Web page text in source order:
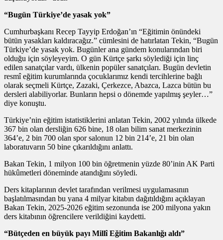
“Bugün Türkiye’de yasak yok”
Cumhurbaşkanı Recep Tayyip Erdoğan’ın “Eğitimin önündeki
bütün yasakları kaldıracağız.” cümlesini de hatırlatan Tekin, “Bugün
Türkiye’de yasak yok. Bugünler ana gündem konularından biri
olduğu için söyleyeyim. O gün Kürtçe şarkı söylediği için linç
edilen sanatçılar vardı, ülkenin popüler sanatçıları. Bugün devletin
resmî eğitim kurumlarında çocuklarımız kendi tercihlerine bağlı
olarak seçmeli Kürtçe, Zazaki, Çerkezce, Abazca, Lazca bütün bu
dersleri alabiliyorlar. Bunların hepsi o dönemde yapılmış şeyler…”
diye konuştu.
Türkiye’nin eğitim istatistiklerini anlatan Tekin, 2002 yılında ülkede
367 bin olan dersliğin 626 bine, 18 olan bilim sanat merkezinin
364’e, 2 bin 700 olan spor salonun 12 bin 214’e, 21 bin olan
laboratuvarın 50 bine çıkarıldığını anlattı.
Bakan Tekin, 1 milyon 100 bin öğretmenin yüzde 80’inin AK Parti
hükûmetleri döneminde atandığını söyledi.
Ders kitaplarının devlet tarafından verilmesi uygulamasının
başlatılmasından bu yana 4 milyar kitabın dağıtıldığını açıklayan
Bakan Tekin, 2025-2026 eğitim sezonunda ise 200 milyona yakın
ders kitabının öğrencilere verildiğini kaydetti.
“Bütçeden en büyük payı Millî Eğitim Bakanlığı aldı”